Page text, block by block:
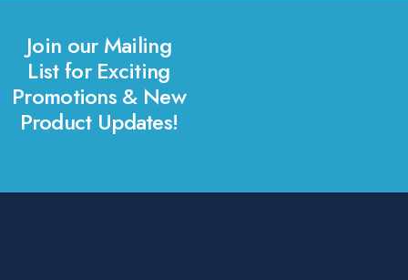
Join our Mailing
List for Exciting
Promotions & New
Product Updates!